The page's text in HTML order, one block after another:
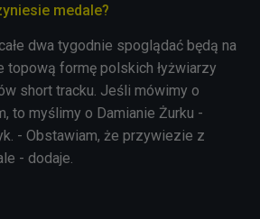
medale?
dwa tygodnie spoglądać będą na
topową formę polskich łyżwiarzy
short tracku. Jeśli mówimy o
to myślimy o Damianie Żurku -
- Obstawiam, że przywiezie z
- dodaje.